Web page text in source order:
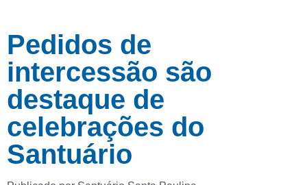
Pedidos de
intercessão são
destaque de
celebrações do
Santuário